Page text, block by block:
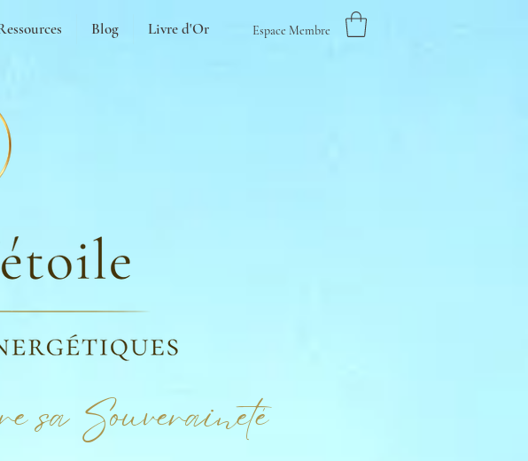
Blog Livre d'Or Espace Membre
Souveraineté